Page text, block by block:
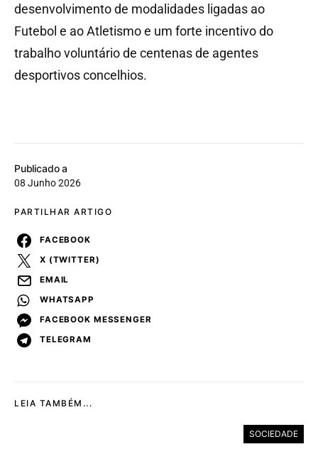
Publicado a
08 Junho 2026
PARTILHAR ARTIGO
FACEBOOK
X (TWITTER)
EMAIL
WHATSAPP
FACEBOOK MESSENGER
TELEGRAM
desenvolvimento de modalidades ligadas ao
Futebol e ao Atletismo e um forte incentivo do
trabalho voluntário de centenas de agentes
desportivos concelhios.
LEIA TAMBÉM...
SOCIEDADE